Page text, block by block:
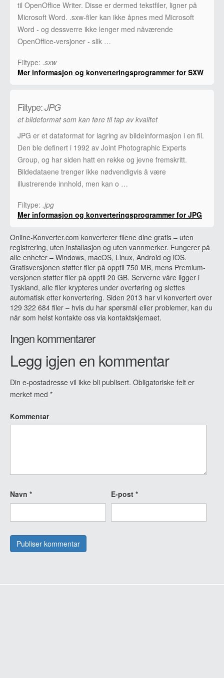
til OpenOffice Writer. Disse er dermed tekstfiler, ligner på
Microsoft Word. .sxw-filer kan ikke åpnes med Microsoft
Word - og dessverre ikke lenger med nåværende
OpenOffice-versjoner - slik …
Filtype: .sxw
Mer informasjon og konverteringsprogrammer for SXW
Filtype:JPG
et bildeformat som kan føre til tap av kvalitet
JPG er et dataformat for lagring av bildeinformasjon i en fil.
Den ble definert i 1992 av Joint Photographic Experts
Group, og har siden hatt en rekke og jevne fremskritt.
Bildedataene trenger ikke nødvendigvis å være
illustrerende innhold, men kan o …
Filtype: .jpg
Mer informasjon og konverteringsprogrammer for JPG
Online-Konverter.com konverterer filene dine gratis – uten
registrering, uten installasjon og uten vannmerker. Fungerer på
alle enheter – Windows, macOS, Linux, Android og iOS.
Gratisversjonen støtter filer på opptil 750 MB, mens Premium-
versjonen støtter filer på opptil 20 GB. Serverne våre ligger i
Tyskland, alle filer krypteres under overføring og slettes
automatisk etter konvertering. Siden 2013 har vi konvertert over
129 322 684 filer – hvis du har spørsmål eller problemer, kan du
når som helst kontakte oss via kontaktskjemaet.
Ingen kommentarer
Legg igjen en kommentar
Din e-postadresse vil ikke bli publisert. Obligatoriske felt er
merket med *
Kommentar
Navn * E-post *